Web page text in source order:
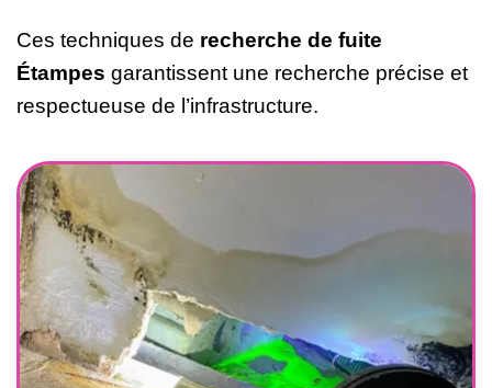
Ces techniques de recherche de fuite
Étampes garantissent une recherche précise et
respectueuse de l’infrastructure.